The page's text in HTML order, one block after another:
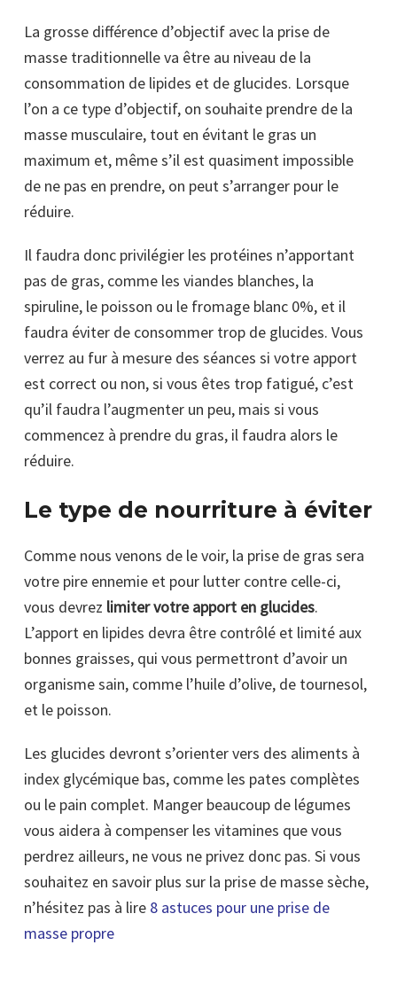
La grosse différence d’objectif avec la prise de
masse traditionnelle va être au niveau de la
consommation de lipides et de glucides. Lorsque
l’on a ce type d’objectif, on souhaite prendre de la
masse musculaire, tout en évitant le gras un
maximum et, même s’il est quasiment impossible
de ne pas en prendre, on peut s’arranger pour le
réduire.
Il faudra donc privilégier les protéines n’apportant
pas de gras, comme les viandes blanches, la
spiruline, le poisson ou le fromage blanc 0%, et il
faudra éviter de consommer trop de glucides. Vous
verrez au fur à mesure des séances si votre apport
est correct ou non, si vous êtes trop fatigué, c’est
qu’il faudra l’augmenter un peu, mais si vous
commencez à prendre du gras, il faudra alors le
réduire.
Le type de nourriture à éviter
Comme nous venons de le voir, la prise de gras sera
votre pire ennemie et pour lutter contre celle-ci,
vous devrez limiter votre apport en glucides.
L’apport en lipides devra être contrôlé et limité aux
bonnes graisses, qui vous permettront d’avoir un
organisme sain, comme l’huile d’olive, de tournesol,
et le poisson.
Les glucides devront s’orienter vers des aliments à
index glycémique bas, comme les pates complètes
ou le pain complet. Manger beaucoup de légumes
vous aidera à compenser les vitamines que vous
perdrez ailleurs, ne vous ne privez donc pas. Si vous
souhaitez en savoir plus sur la prise de masse sèche,
n’hésitez pas à lire 8 astuces pour une prise de
masse propre